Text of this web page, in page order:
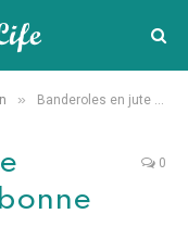
» Banderoles en jute vintage c’est une bonne idée déco
0